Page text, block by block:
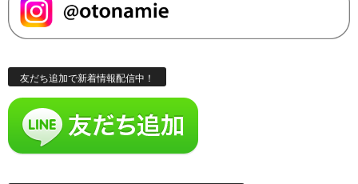
友だち追加で新着情報配信中！